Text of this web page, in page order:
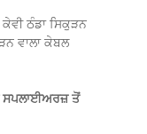
ਠੰਡਾ ਸਿਕੁੜਨ
ਵਾਲਾ ਕੇਬਲ
ਸਪਲਾਈਅਰਜ਼ ਤੋਂ